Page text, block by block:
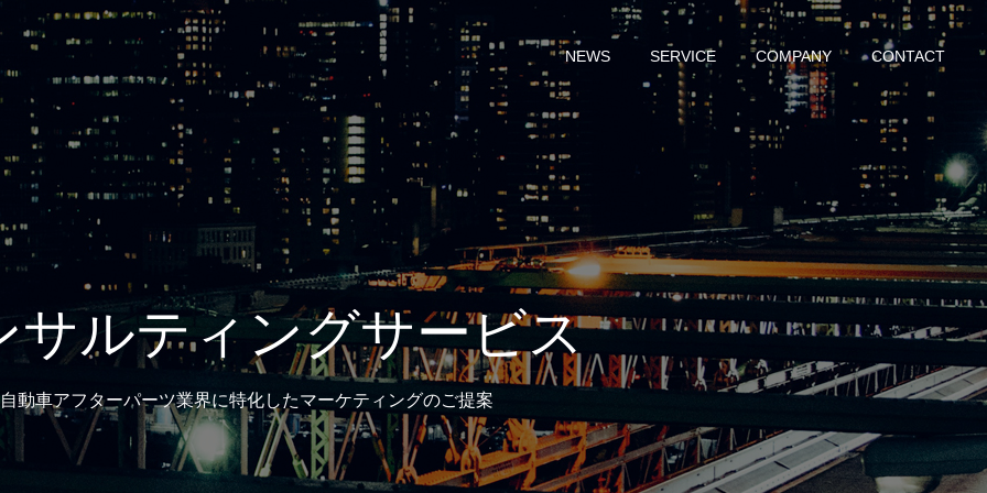
NEWS SERVICE COMPANY CONTACT
サルティングサービス
自動車アフターパーツ業界に特化したマーケティングのご提案